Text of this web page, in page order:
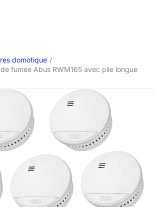
domotique
fumée Abus RWM165 avec pile longue